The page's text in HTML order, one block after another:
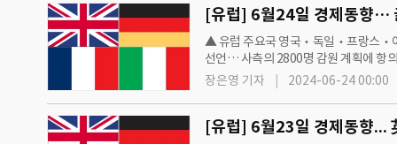
[유럽] 6월24일 경제동향…
▲ 유럽 주요국 영국‧독일‧프랑스‧이
선언… 사측의 2800명 감원 계획에 항
강 제조…
장은영 기자 2024-06-24 00:00